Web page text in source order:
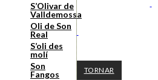
S’Olivar de
Valldemossa
Oli de Son
Real
S’oli des
molí
Son
Fangos
TORNAR